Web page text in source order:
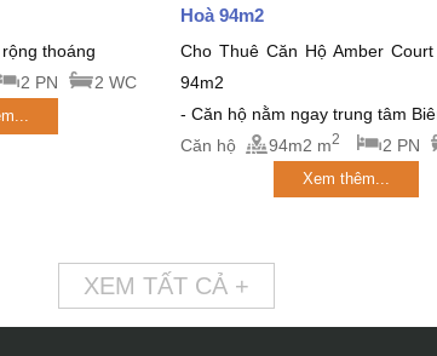
thoáng
2 PN 2 WC
Hoà 94m2
Cho Thuê Căn Hộ Amber
94m2
- Căn hộ nằm ngay trung tâm
Căn hộ
94m2 m2 2 PN
Xem thêm...
XEM TẤT CẢ +